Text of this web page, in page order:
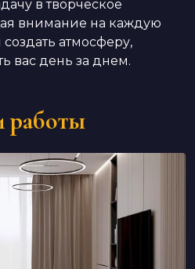
в творческое
внимание на каждую
атмосферу,
вас день за днем.
работы